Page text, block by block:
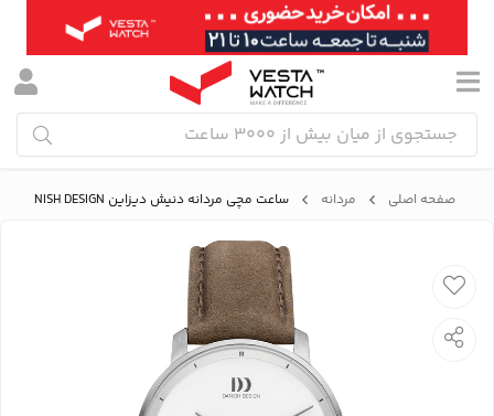
صفحه اصلی مردانه ساعت مچی مردانه دنیش دیزاین DANISH DESIGN مدل IQ14Q1279